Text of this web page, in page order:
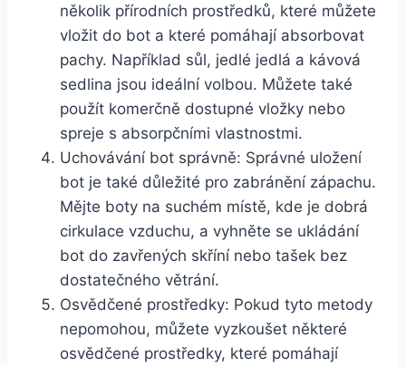
několik přírodních⁣ prostředků, které můžete
vložit do ​bot a které pomáhají absorbovat
pachy. Například ⁣sůl, jedlé jedlá a kávová
sedlina‍ jsou ⁣ideální volbou. Můžete‍ také
použít komerčně dostupné vložky nebo
spreje s ‍absorpčními vlastnostmi.
Uchovávání bot správně: Správné⁣ uložení
bot⁣ je​ také důležité pro zabránění zápachu.
Mějte boty na ⁢suchém místě, ⁢kde je dobrá
cirkulace vzduchu, a vyhněte se ukládání
bot do zavřených skříní ‍nebo tašek bez ​
dostatečného větrání.
Osvědčené prostředky: ‌Pokud tyto metody
nepomohou, můžete vyzkoušet některé
osvědčené prostředky, které pomáhají